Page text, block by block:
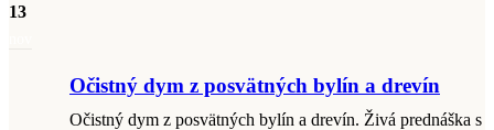
13
Očistný dym z posvätných bylín a drevín
Očistný dym z posvätných bylín a drevín. Živá prednáška s